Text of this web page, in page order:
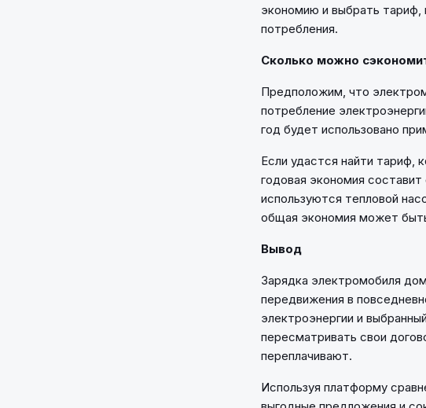
экономию и выбрать тариф,
потребления.
Сколько можно
Предположим, что
потребление
год будет использовано
Если удастся найти тариф,
годовая экономия
используются тепловой
общая экономия может
Вывод
Зарядка электромобиля
передвижения в
электроэнергии и
пересматривать свои
переплачивают.
Используя платформу